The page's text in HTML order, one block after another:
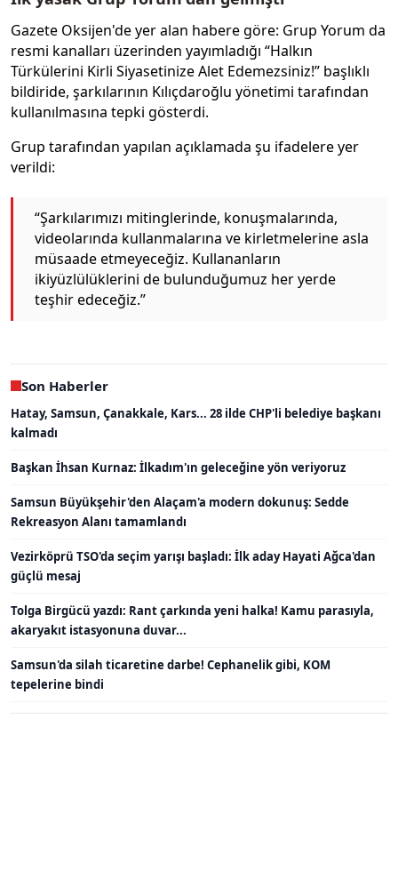
Gazete Oksijen'de yer alan habere göre: Grup Yorum da
resmi kanalları üzerinden yayımladığı “Halkın
Türkülerini Kirli Siyasetinize Alet Edemezsiniz!” başlıklı
bildiride, şarkılarının Kılıçdaroğlu yönetimi tarafından
kullanılmasına tepki gösterdi.
Grup tarafından yapılan açıklamada şu ifadelere yer
verildi:
“Şarkılarımızı mitinglerinde, konuşmalarında,
videolarında kullanmalarına ve kirletmelerine asla
müsaade etmeyeceğiz. Kullananların
ikiyüzlülüklerini de bulunduğumuz her yerde
teşhir edeceğiz.”
Son Haberler
Hatay, Samsun, Çanakkale, Kars... 28 ilde CHP'li belediye başkanı
kalmadı
Başkan İhsan Kurnaz: İlkadım'ın geleceğine yön veriyoruz
Samsun Büyükşehir'den Alaçam'a modern dokunuş: Sedde
Rekreasyon Alanı tamamlandı
Vezirköprü TSO'da seçim yarışı başladı: İlk aday Hayati Ağca'dan
güçlü mesaj
Tolga Birgücü yazdı: Rant çarkında yeni halka! Kamu parasıyla,
akaryakıt istasyonuna duvar...
Samsun'da silah ticaretine darbe! Cephanelik gibi, KOM
tepelerine bindi